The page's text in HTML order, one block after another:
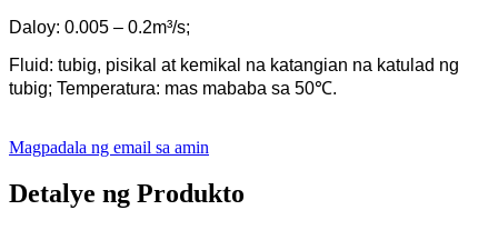
Daloy: 0.005 – 0.2m³/s;
Fluid: tubig, pisikal at kemikal na katangian na katulad ng
tubig; Temperatura: mas mababa sa 50℃.
Magpadala ng email sa amin
Detalye ng Produkto